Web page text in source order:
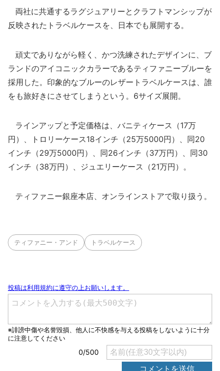
両社に共通するラグジュアリーとクラフトマンシップが
反映されたトラベルケースを、日本でも展開する。
頑丈でありながら軽く、かつ洗練されたデザインに、ブ
ランドのアイコニックカラーであるティファニーブルーを
採用した。印象的なブルーのレザートラベルケースは、誰
をも旅好きにさせてしまうという。6サイズ展開。
ラインアップと予定価格は、バニティケース（17万
円）、トロリーケース18インチ（25万5000円）、同20
インチ（29万5000円）、同26インチ（37万円）、同30
インチ（38万円）、ジュエリーケース（21万円）。
ティファニー銀座本店、オンラインストアで取り扱う。
ティファニー・アンド トラベルケース